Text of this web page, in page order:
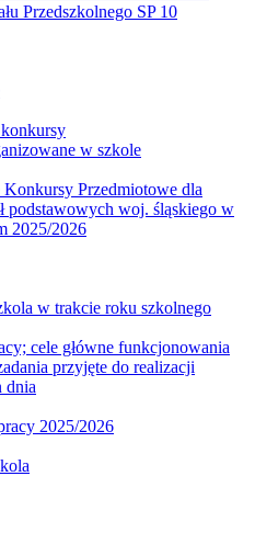
Przedszkolnego SP 10
w szkole
Przedmiotowe dla
podstawowych woj. śląskiego w
2025/2026
w trakcie roku szkolnego
cele główne funkcjonowania
przyjęte do realizacji
dnia
2025/2026